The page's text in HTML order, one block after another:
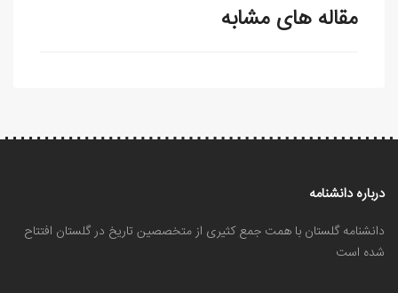
مقاله های مشابه
درباره دانشنامه
دانشنامه گلستان با همت جمع کثیری از متخصصین تاریخ در گلستان افتتاح
شده است